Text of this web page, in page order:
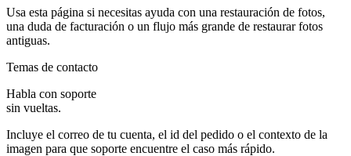
Usa esta página si necesitas ayuda con una restauración de fotos,
una duda de facturación o un flujo más grande de restaurar fotos
antiguas.
Temas de contacto
Habla con soporte
sin vueltas.
Incluye el correo de tu cuenta, el id del pedido o el contexto de la
imagen para que soporte encuentre el caso más rápido.